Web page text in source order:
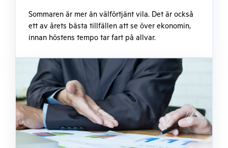
Sommaren är mer än välförtjänt vila. Det är också
ett av årets bästa tillfällen att se över ekonomin,
innan höstens tempo tar fart på allvar.